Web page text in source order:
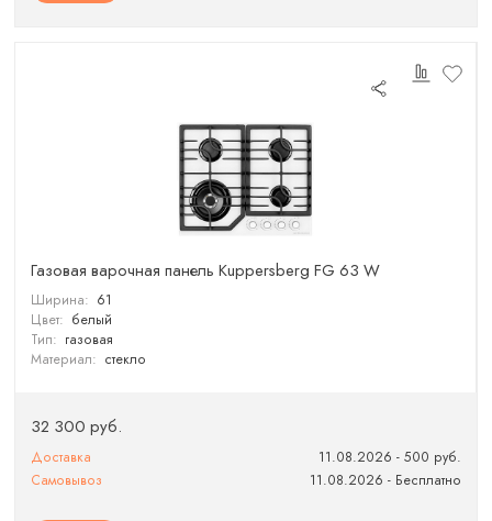
Газовая варочная панель Kuppersberg FG 63 W
Ширина: 61
Цвет: белый
Тип: газовая
Материал: стекло
32 300 руб.
Доставка
11.08.2026 - 500 руб.
Самовывоз
11.08.2026 - Бесплатно